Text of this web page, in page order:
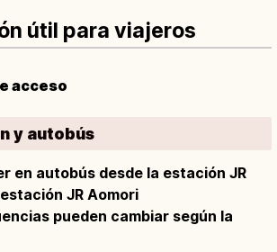
útil para viajeros
acceso
y autobús
en autobús desde la estación JR
JR Aomori
pueden cambiar según la